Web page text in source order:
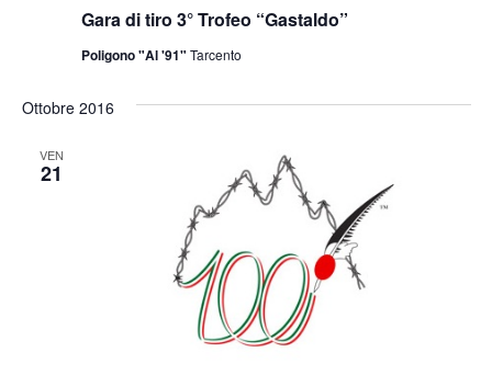
Gara di tiro 3° Trofeo “Gastaldo”
Poligono "Al '91" Tarcento
Ottobre 2016
VEN
21